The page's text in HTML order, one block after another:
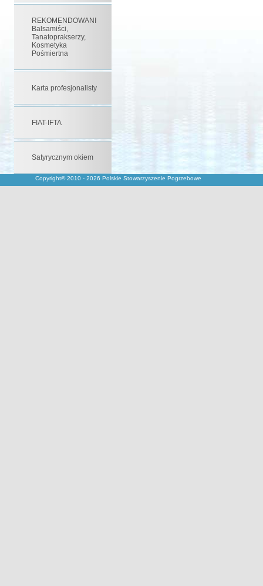
REKOMENDOWANI
Balsamiści,
Tanatoprakserzy,
Kosmetyka
Pośmiertna
Karta profesjonalisty
FIAT-IFTA
Satyrycznym okiem
Copyright© 2010 - 2026 Polskie Stowarzyszenie Pogrzebowe